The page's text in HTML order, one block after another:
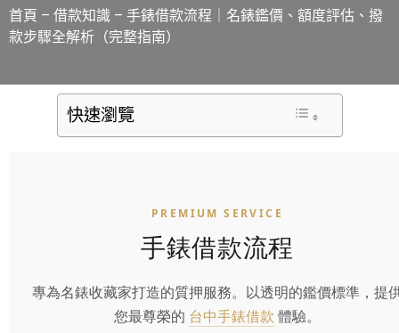
首頁 – 借款知識 – 手錶借款流程｜名錶鑑價、額度評估、撥
款步驟全解析（完整指南）
快速瀏覽
PREMIUM SERVICE
手錶借款流程
專為名錶收藏家打造的質押服務。以透明的鑑價標準，提
您最尊榮的 台中手錶借款 體驗。